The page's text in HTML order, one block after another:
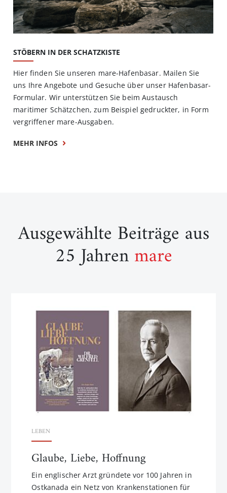
STÖBERN IN DER SCHATZKISTE
Hier finden Sie unseren mare-Hafenbasar. Mailen Sie
uns Ihre Angebote und Gesuche über unser Hafenbasar-
Formular. Wir unterstützen Sie beim Austausch
maritimer Schätzchen, zum Beispiel gedruckter, in Form
vergriffener mare-Ausgaben.
MEHR INFOS
Ausgewählte Beiträge aus
25 Jahrenmare
LEBEN
Glaube, Liebe, Hoffnung
Ein englischer Arzt gründete vor 100 Jahren in
Ostkanada ein Netz von Krankenstationen für